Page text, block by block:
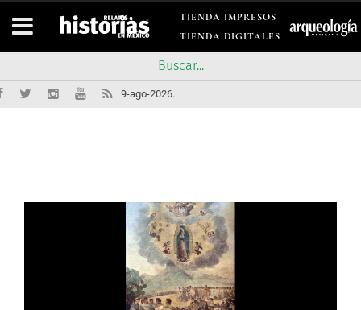
TIENDA IMPRESOS
TIENDA DIGITALES
9-ago-2026.